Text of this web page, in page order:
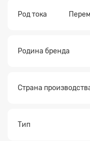
Род тока
Родина бренда
Страна
Тип